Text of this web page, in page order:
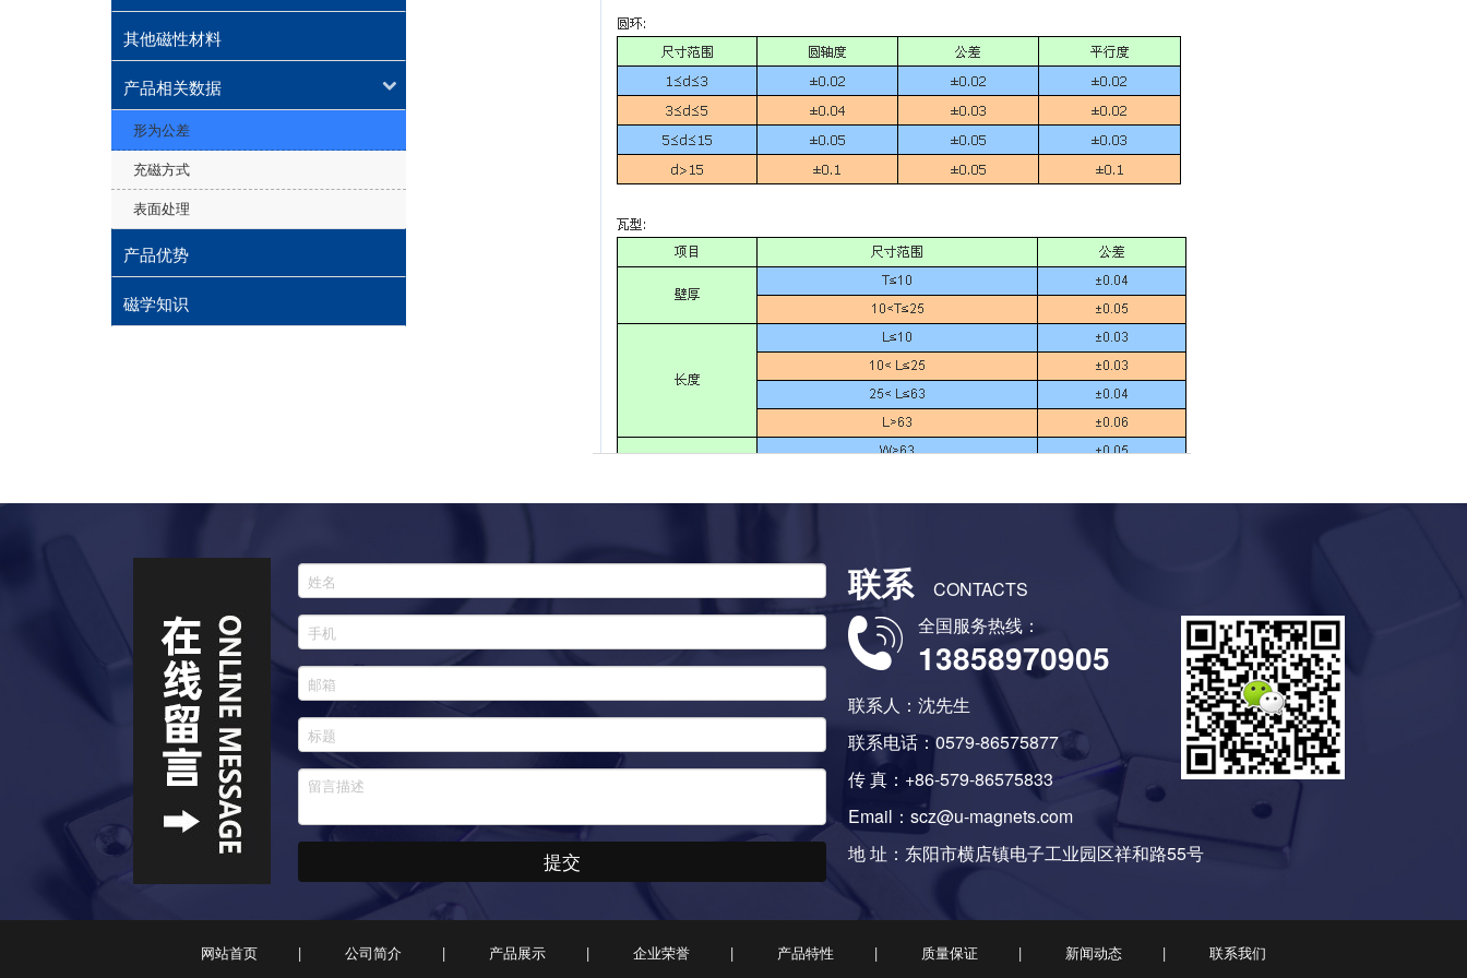
其他磁性材料
产品相关数据
形为公差
充磁方式
表面处理
产品优势
磁学知识
提交
联系
CONTACTS
全国服务热线：
13858970905
联系人：沈先生
联系电话：0579-86575877
传 真：+86-579-86575833
Email：scz@u-magnets.com
地 址：东阳市横店镇电子工业园区祥和路55号
网站首页 公司简介 产品展示 企业荣誉 产品特性 质量保证 新闻动态 联系我们